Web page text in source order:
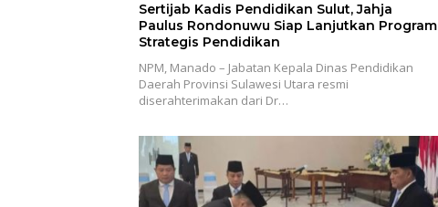
Sertijab Kadis Pendidikan Sulut, Jahja
Paulus Rondonuwu Siap Lanjutkan Program
Strategis Pendidikan
NPM, Manado – Jabatan Kepala Dinas Pendidikan
Daerah Provinsi Sulawesi Utara resmi
diserahterimakan dari Dr…